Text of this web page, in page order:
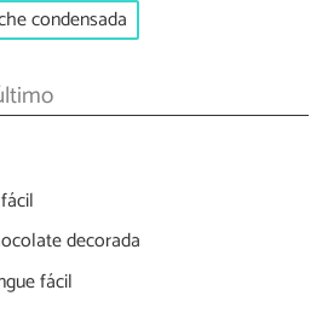
condensada
decorada
fácil